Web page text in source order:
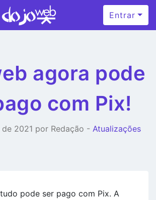
Entrar
agora pode
com Pix!
2021 por Redação - Atualizações
pode ser pago com Pix. A